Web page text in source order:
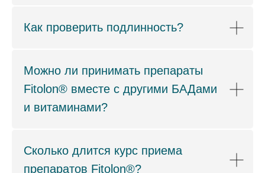
Как проверить подлинность?
Можно ли принимать препараты
Fitolon® вместе с другими БАДами
и витаминами?
Сколько длится курс приема
препаратов Fitolon®?